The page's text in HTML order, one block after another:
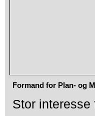
Formand for Plan- og
Stor interesse